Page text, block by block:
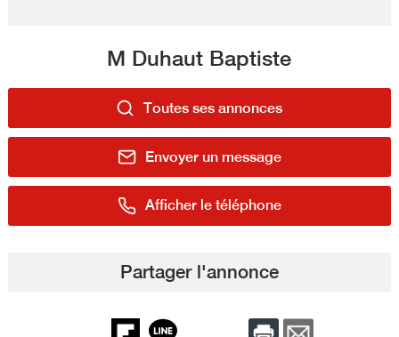
M Duhaut Baptiste
Toutes ses annonces
Envoyer un message
Afficher le téléphone
Partager l'annonce